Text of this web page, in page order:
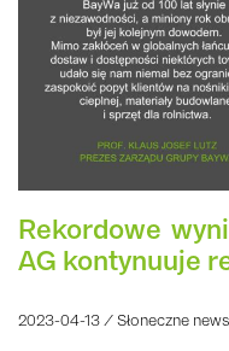
Rekordowe
AG kontynuuje
2023-04-13 / Słoneczne